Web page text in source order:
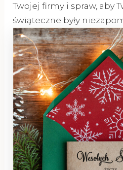
Twojej firmy i spraw, aby
świąteczne były